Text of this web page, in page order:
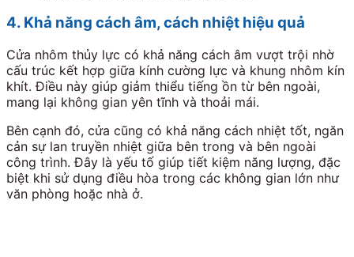
4. Khả năng cách âm, cách nhiệt hiệu quả
Cửa nhôm thủy lực có khả năng cách âm vượt trội nhờ
cấu trúc kết hợp giữa kính cường lực và khung nhôm kín
khít. Điều này giúp giảm thiểu tiếng ồn từ bên ngoài,
mang lại không gian yên tĩnh và thoải mái.
Bên cạnh đó, cửa cũng có khả năng cách nhiệt tốt, ngăn
cản sự lan truyền nhiệt giữa bên trong và bên ngoài
công trình. Đây là yếu tố giúp tiết kiệm năng lượng, đặc
biệt khi sử dụng điều hòa trong các không gian lớn như
văn phòng hoặc nhà ở.